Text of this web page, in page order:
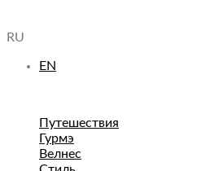
RU
EN
Путешествия
Гурмэ
Велнес